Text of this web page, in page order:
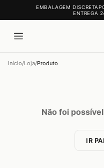
EMBALAGEM DISCRETA
ENTREGA
Início/Loja/Produto
Não foi
IR